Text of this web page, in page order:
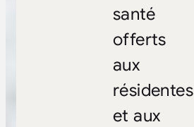
santé
offerts
aux
résidentes
et aux